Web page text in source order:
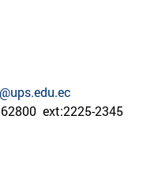
ext:2225-2345